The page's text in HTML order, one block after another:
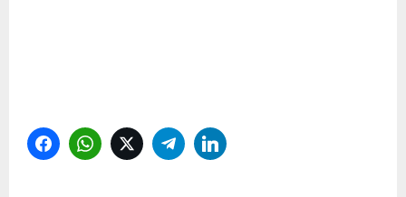
FacebookWhatsAppTwitterTelegram